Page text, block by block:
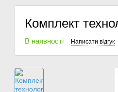
Комплект
В наявності Написати відгук